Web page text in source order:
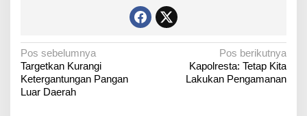
N
a
v
Pos sebelumnya
Targetkan Kurangi
Ketergantungan Pangan
Luar Daerah
Pos berikutnya
Kapolresta: Tetap Kita
Lakukan Pengamanan